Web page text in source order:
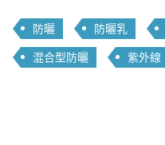
防曬 防曬乳
混合型防曬 紫外線